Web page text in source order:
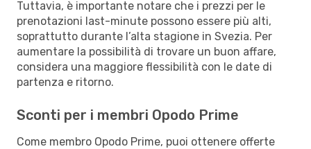
Tuttavia, è importante notare che i prezzi per le
prenotazioni last-minute possono essere più alti,
soprattutto durante l’alta stagione in Svezia. Per
aumentare la possibilità di trovare un buon affare,
considera una maggiore flessibilità con le date di
partenza e ritorno.
Sconti per i membri Opodo Prime
Come membro Opodo Prime, puoi ottenere offerte